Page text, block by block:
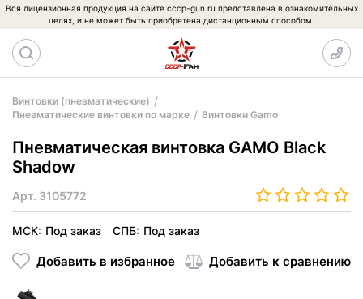
Вся лицензионная продукция на сайте cccp-gun.ru представлена в ознакомительных
целях, и не может быть приобретена дистанционным способом.
Винтовки (пневматические)
Пневматические винтовки по марке
Винтовки Gamo
Пневматическая винтовка GAMO Black
Shadow
Арт. 3105772
МСК: Под заказ СПБ: Под заказ
Добавить в избранное Добавить к сравнению